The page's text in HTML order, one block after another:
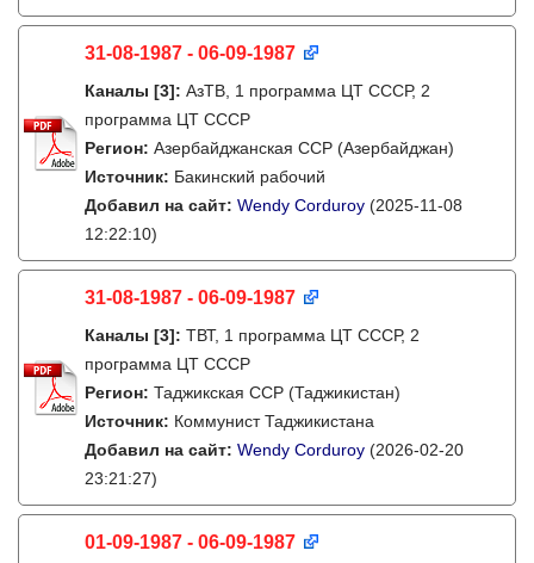
31-08-1987 - 06-09-1987
Каналы [3]: АзТВ, 1 программа ЦТ СССР, 2
программа ЦТ СССР
Регион: Азербайджанская ССР (Азербайджан)
Источник: Бакинский рабочий
Добавил на сайт: Wendy Corduroy (2025-11-08
12:22:10)
31-08-1987 - 06-09-1987
Каналы [3]: ТВТ, 1 программа ЦТ СССР, 2
программа ЦТ СССР
Регион: Таджикская ССР (Таджикистан)
Источник: Коммунист Таджикистана
Добавил на сайт: Wendy Corduroy (2026-02-20
23:21:27)
01-09-1987 - 06-09-1987